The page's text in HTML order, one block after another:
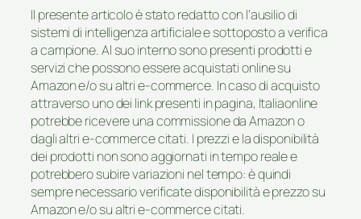
Il presente articolo è stato redatto con l’ausilio di
sistemi di intelligenza artificiale e sottoposto a verifica
a campione. Al suo interno sono presenti prodotti e
servizi che possono essere acquistati online su
Amazon e/o su altri e-commerce. In caso di acquisto
attraverso uno dei link presenti in pagina, Italiaonline
potrebbe ricevere una commissione da Amazon o
dagli altri e-commerce citati. I prezzi e la disponibilità
dei prodotti non sono aggiornati in tempo reale e
potrebbero subire variazioni nel tempo: è quindi
sempre necessario verificate disponibilità e prezzo su
Amazon e/o su altri e-commerce citati.